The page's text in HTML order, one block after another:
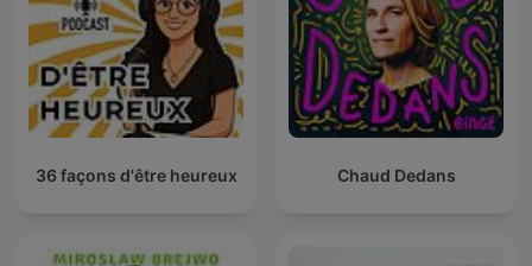
36 façons d'être heureux Chaud Dedans